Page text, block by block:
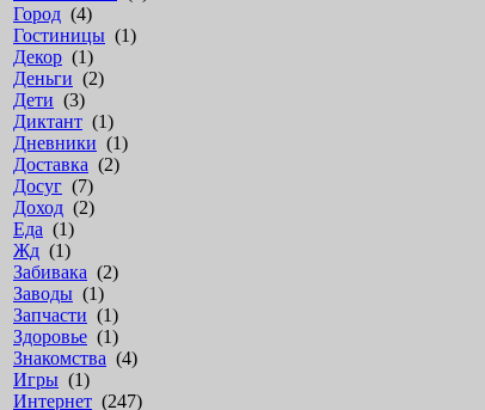
Город (4)
Гостиницы (1)
Декор (1)
Деньги (2)
Дети (3)
Диктант (1)
Дневники (1)
Доставка (2)
Досуг (7)
Доход (2)
Еда (1)
Жд (1)
Забивака (2)
Заводы (1)
Запчасти (1)
Здоровье (1)
Знакомства (4)
Игры (1)
Интернет (247)